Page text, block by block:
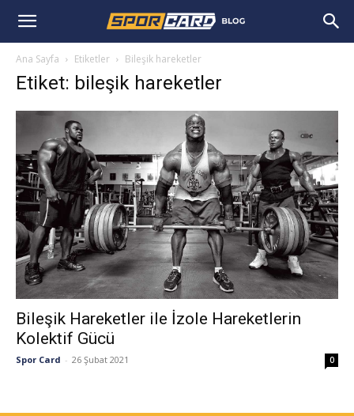
Ana Sayfa Etiketler Bileşik hareketler
Etiket: bileşik hareketler
Bileşik Hareketler ile İzole Hareketlerin
Kolektif Gücü
Spor Card - 26 Şubat 2021 0